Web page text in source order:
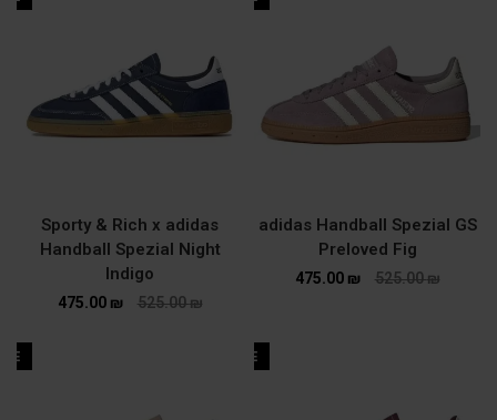
adidas Handball Spezial GS
Preloved Fig
525.00₪
475.00 ₪
Sporty & Rich x adidas
Handball Spezial Night
Indigo
525.00₪
475.00 ₪
SALE